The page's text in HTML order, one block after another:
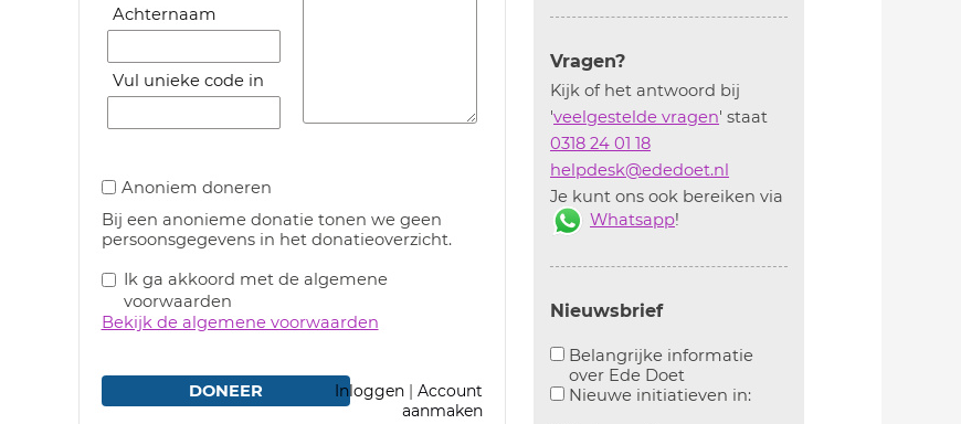
Achternaam
Vul unieke code in
Anoniem doneren
Bij een anonieme donatie tonen we geen
persoonsgegevens in het donatieoverzicht.
Ik ga akkoord met de algemene
voorwaarden
Bekijk de algemene voorwaarden
DONEER Inloggen
Account
aanmaken
Vragen?
Kijk of het antwoord bij
'veelgestelde vragen' staat
0318 24 01 18
helpdesk@ededoet.nl
Je kunt ons ook bereiken via
Whatsapp!
Nieuwsbrief
Belangrijke informatie
over Ede Doet
Aanvinken om belangrijke informatie over
Nieuwe initiatieven in:Aanvinken om